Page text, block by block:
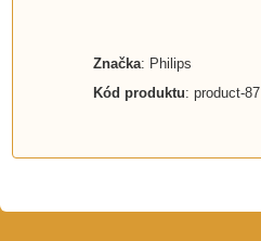
Značka: Philips
Kód produktu: product-87